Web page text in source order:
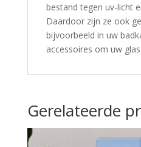
bestand tegen uv-licht
Daardoor zijn ze ook
bijvoorbeeld in uw
accessoires om uw
Gerelateerde